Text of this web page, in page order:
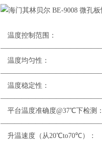
温度控制
温度
温度
平台温度准
升温速度（